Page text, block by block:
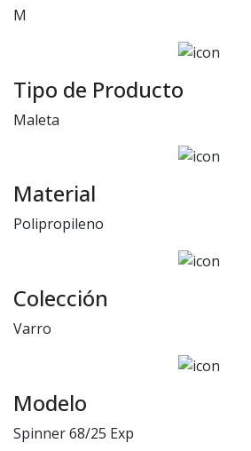
M
Tipo de Producto
Maleta
Material
Polipropileno
Colección
Varro
Modelo
Spinner 68/25 Exp